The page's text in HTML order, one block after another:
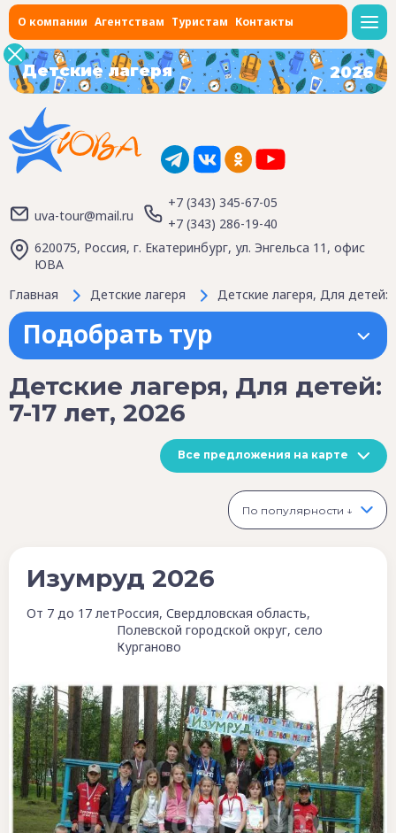
О компании Агентствам Туристам Контакты
Детские лагеря 2026
uva-tour@mail.ru
+7 (343) 345-67-05
+7 (343) 286-19-40
620075, Россия, г. Екатеринбург, ул. Энгельса 11, офис
ЮВА
Главная
Детские лагеря Детские лагеря, Для детей:
Подобрать тур
Детские лагеря, Для детей:
7-17 лет, 2026
Все предложения на карте
По популярности ↓
Изумруд 2026
От 7 до 17 летРоссия, Свердловская область,
Полевской городской округ, село
Курганово